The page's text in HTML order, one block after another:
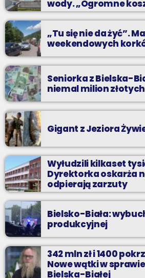
wody. „Ogromne
praca”
„Tu się nie da żyć”.
weekendowych
Seniorka z Bielska-
niemal milion
Gigant z Jeziora
Wyłudzili kilkaset
Dyrektorka oskarża
odpierają zarzuty
Bielsko-Biała:
produkcyjnej
342 mln zł i 1400
Nowe wątki w
Bielska-Białej